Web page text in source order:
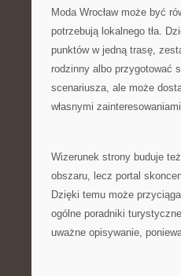
Moda Wrocław może być
potrzebują lokalnego tła.
punktów w jedną trasę,
rodzinny albo przygotować
scenariusza, ale może
własnymi
Wizerunek strony buduje
obszaru, lecz portal
Dzięki temu może
ogólne poradniki
uważne opisywanie,